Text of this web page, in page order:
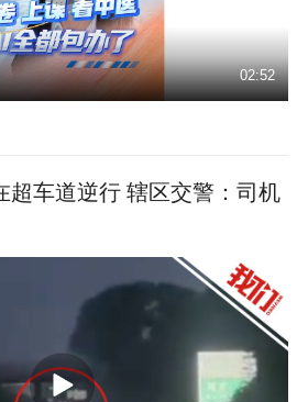
02:52
超车道逆行 辖区交警：司机